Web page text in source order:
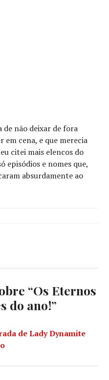
não deixar de fora
em cena, e que merecia
citei mais elencos do
episódios e nomes que,
absurdamente ao
“Os Eternos
do ano!”
de Lady Dynamite